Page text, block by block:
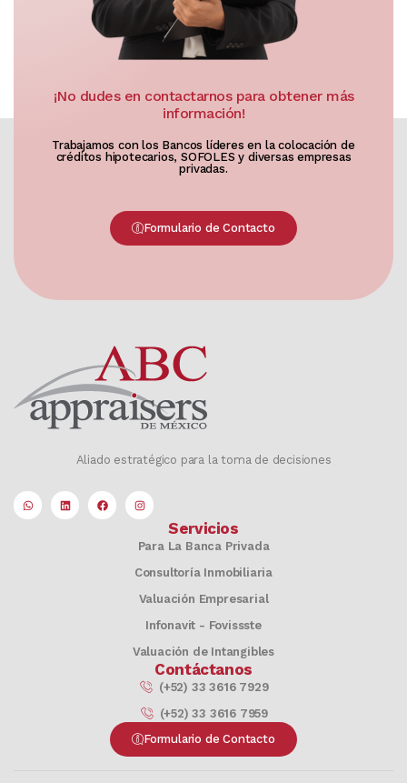
¡No dudes en contactarnos para obtener más
información!
Trabajamos con los Bancos líderes en la colocación de
créditos hipotecarios, SOFOLES y diversas empresas
privadas.
Formulario de Contacto
Aliado estratégico para la toma de decisiones
Servicios
Para La Banca Privada
Consultoría Inmobiliaria
Valuación Empresarial
Infonavit - Fovissste
Valuación de Intangibles
Contáctanos
(+52) 33 3616 7929
(+52) 33 3616 7959​
Formulario de Contacto